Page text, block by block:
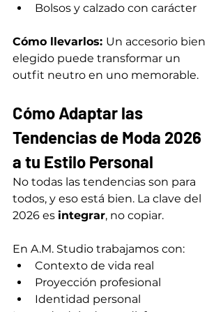
Bolsos y calzado con carácter
Cómo llevarlos: Un accesorio bien
elegido puede transformar un
outfit neutro en uno memorable.
Cómo Adaptar las
Tendencias de Moda 2026
a tu Estilo Personal
No todas las tendencias son para
todos, y eso está bien. La clave del
2026 es integrar, no copiar.
En A.M. Studio trabajamos con:
Contexto de vida real
Proyección profesional
Identidad personal